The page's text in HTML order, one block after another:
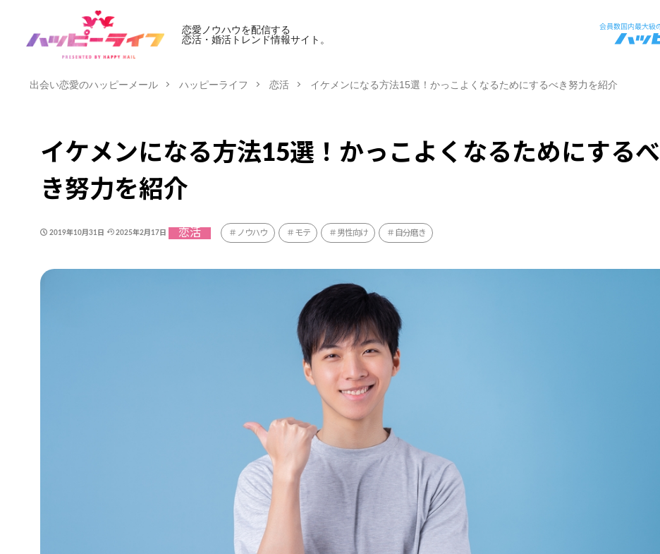
恋愛ノウハウを配信する
恋活・婚活トレンド情報サイト。
出会い恋愛のハッピーメール ハッピーライフ 恋活 イケメンになる方法15選！かっこよくなるためにするべき努力を紹介
イケメンになる方法15選！かっこよくなるためにするべ
き努力を紹介
2019年10月31日 2025年2月17日 恋活 ノウハウ モテ 男性向け 自分磨き